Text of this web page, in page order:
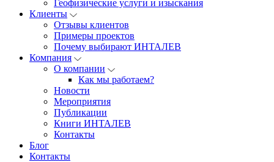
Геофизические услуги и изыскания
Клиенты
Отзывы клиентов
Примеры проектов
Почему выбирают ИНТАЛЕВ
Компания
О компании
Как мы работаем?
Новости
Мероприятия
Публикации
Книги ИНТАЛЕВ
Контакты
Блог
Контакты